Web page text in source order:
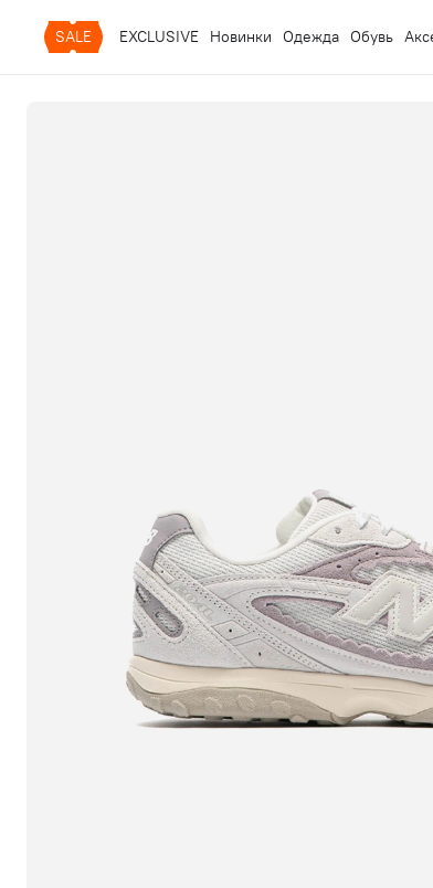
SALE EXCLUSIVE Новинки Одежда Обувь